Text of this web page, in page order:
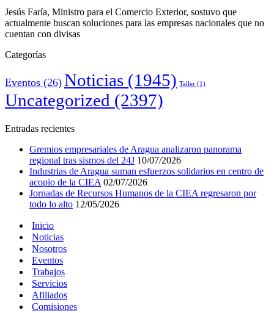
Jesús Faría, Ministro para el Comercio Exterior, sostuvo que
actualmente buscan soluciones para las empresas nacionales que no
cuentan con divisas
Categorías
Eventos (26) Noticias (1945) Taller (1)
Uncategorized (2397)
Entradas recientes
Gremios empresariales de Aragua analizaron panorama
regional tras sismos del 24J 10/07/2026
Industrias de Aragua suman esfuerzos solidarios en centro de
acopio de la CIEA 02/07/2026
Jornadas de Recursos Humanos de la CIEA regresaron por
todo lo alto 12/05/2026
Inicio
Noticias
Nosotros
Eventos
Trabajos
Servicios
Afiliados
Comisiones